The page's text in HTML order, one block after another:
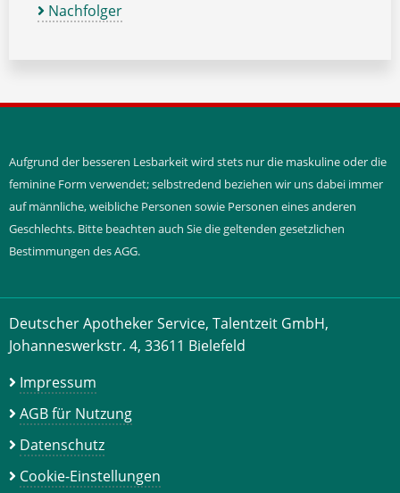
Nachfolger
Aufgrund der besseren Lesbarkeit wird stets nur die maskuline oder die
feminine Form verwendet; selbstredend beziehen wir uns dabei immer
auf männliche, weibliche Personen sowie Personen eines anderen
Geschlechts. Bitte beachten auch Sie die geltenden gesetzlichen
Bestimmungen des AGG.
Deutscher Apotheker Service, Talentzeit GmbH,
Johanneswerkstr. 4, 33611 Bielefeld
Impressum
AGB für Nutzung
Datenschutz
Cookie-Einstellungen